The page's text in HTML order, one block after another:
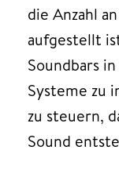
die Anzahl
aufgestellt
Soundbars
Systeme zu
zu steuern,
Sound